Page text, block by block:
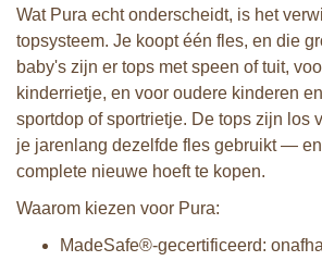
Wat Pura echt onderscheidt, is het
topsysteem. Je koopt één fles, en die
baby's zijn er tops met speen of tuit,
kinderrietje, en voor oudere kinderen
sportdop of sportrietje. De tops zijn los
je jarenlang dezelfde fles gebruikt —
complete nieuwe hoeft te kopen.
Waarom kiezen voor Pura:
MadeSafe®-gecertificeerd: